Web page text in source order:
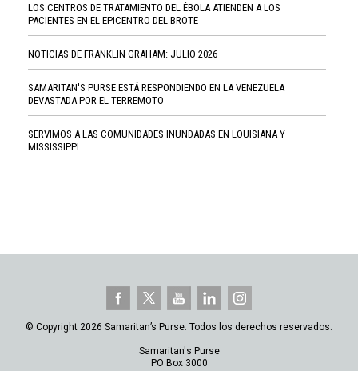
LOS CENTROS DE TRATAMIENTO DEL ÉBOLA ATIENDEN A LOS
PACIENTES EN EL EPICENTRO DEL BROTE
NOTICIAS DE FRANKLIN GRAHAM: JULIO 2026
SAMARITAN'S PURSE ESTÁ RESPONDIENDO EN LA VENEZUELA
DEVASTADA POR EL TERREMOTO
SERVIMOS A LAS COMUNIDADES INUNDADAS EN LOUISIANA Y
MISSISSIPPI
© Copyright 2026 Samaritan’s Purse. Todos los derechos reservados.
Samaritan's Purse
PO Box 3000